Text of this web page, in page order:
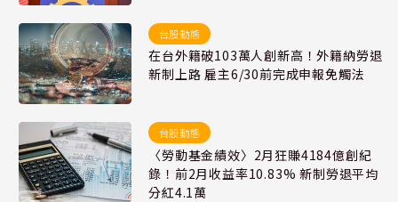
台股動態
在台外籍破103萬人創新高！外籍納勞退
新制上路 雇主6/30前完成申報免觸法
台股動態
〈勞動基金績效〉2月狂賺4184億創紀
錄！前2月收益率10.83% 新制勞退平均
分紅4.1萬